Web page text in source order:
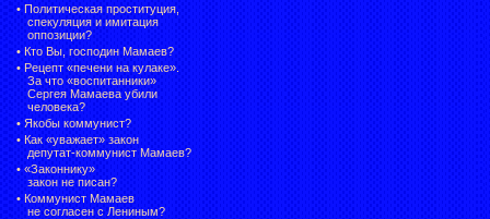
• Политическая проституция,
спекуляция и имитация
оппозиции?
• Кто Вы, господин Мамаев?
• Рецепт «печени на кулаке».
За что «воспитанники»
Сергея Мамаева убили
человека?
• Якобы коммунист?
• Как «уважает» закон
депутат-коммунист Мамаев?
• «Законнику»
закон не писан?
• Коммунист Мамаев
не согласен с Лениным?